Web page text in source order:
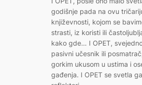
godišnje pada na ovu
književnosti, kojom se
strasti, iz koristi ili
kako gde… I OPET,
pasivni učesnik ili
gorkim ukusom u ustima i
gađenja. I OPET se svetla